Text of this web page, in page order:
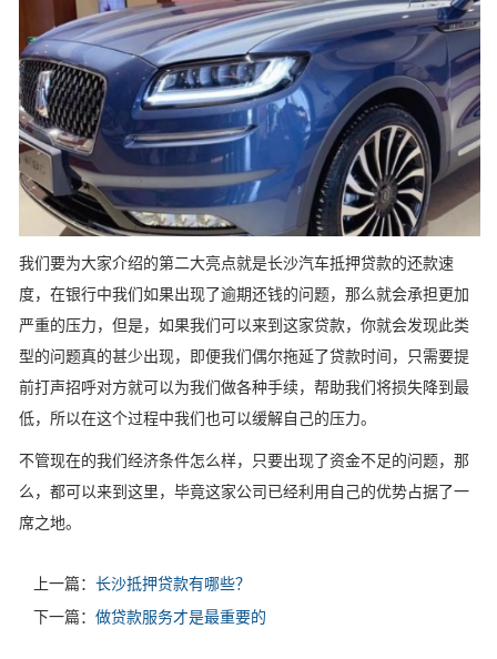
我们要为大家介绍的第二大亮点就是长沙汽车抵押贷款的还款速
度，在银行中我们如果出现了逾期还钱的问题，那么就会承担更加
严重的压力，但是，如果我们可以来到这家贷款，你就会发现此类
型的问题真的甚少出现，即便我们偶尔拖延了贷款时间，只需要提
前打声招呼对方就可以为我们做各种手续，帮助我们将损失降到最
低，所以在这个过程中我们也可以缓解自己的压力。
不管现在的我们经济条件怎么样，只要出现了资金不足的问题，那
么，都可以来到这里，毕竟这家公司已经利用自己的优势占据了一
席之地。
上一篇： 长沙抵押贷款有哪些？
下一篇： 做贷款服务才是最重要的